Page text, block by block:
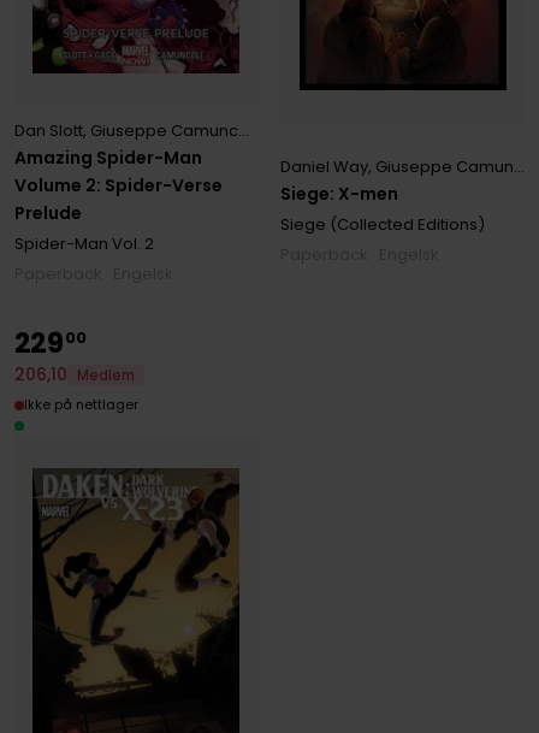
Amazing Spider-Man
Volume 2: Spider-Verse
Prelude
Dan Slott, Giuseppe Camuncoli
Spider-Man Vol. 2
Siege: X-men
Daniel Way, Giuseppe Camuncoli
Siege (Collected Editions)
22900
206,10
Medlem
Ikke på nettlager